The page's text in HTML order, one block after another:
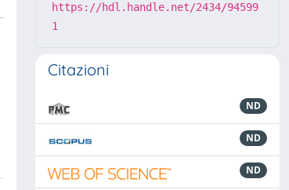
https://hdl.handle.net/2434/94599
1
Citazioni
ND
ND
ND